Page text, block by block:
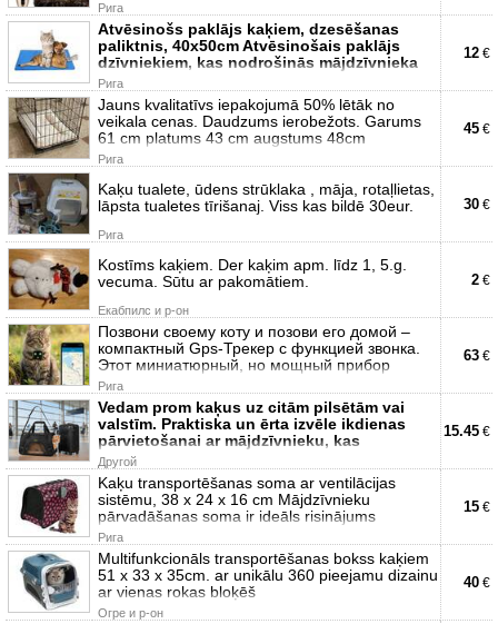
Рига
Atvēsinošs paklājs kaķiem, dzesēšanas
paliktnis, 40x50cm Atvēsinošais paklājs
dzīvniekiem, kas nodrošinās mājdzīvnieka
Рига
12 €
Jauns kvalitatīvs iepakojumā 50% lētāk no
veikala cenas. Daudzums ierobežots. Garums
61 cm platums 43 cm augstums 48cm
Рига
45 €
Kaķu tualete, ūdens strūklaka , māja, rotaļlietas,
lāpsta tualetes tīrišanaj. Viss kas bildē 30eur.
Рига
30 €
Kostīms kaķiem. Der kaķim apm. līdz 1, 5.g.
vecuma. Sūtu ar pakomātiem.
Екабпилс и р-он
2 €
Позвони своему коту и позови его домой –
компактный Gps-Трекер с функцией звонка.
Этот миниатюрный, но мощный прибор
Рига
63 €
Vedam prom kaķus uz citām pilsētām vai
valstīm. Praktiska un ērta izvēle ikdienas
pārvietošanai ar mājdzīvnieku, kas
Другой
15.45 €
Kaķu transportēšanas soma ar ventilācijas
sistēmu, 38 x 24 x 16 cm Mājdzīvnieku
pārvadāšanas soma ir ideāls risinājums
Рига
15 €
Multifunkcionāls transportēšanas bokss kaķiem
51 x 33 x 35cm. ar unikālu 360 pieejamu dizainu
ar vienas rokas bloķēš
Огре и р-он
40 €